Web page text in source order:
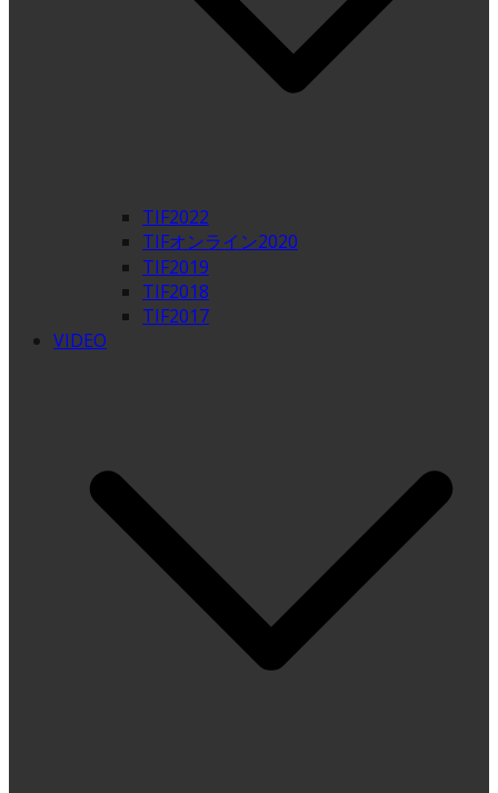
TIF2022
TIFオンライン2020
TIF2019
TIF2018
TIF2017
VIDEO